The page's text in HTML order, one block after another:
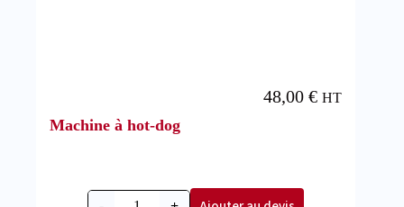
Machine à hot-dog
48,00€ HT